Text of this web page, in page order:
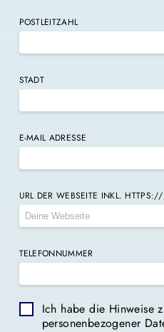
POSTLEITZAHL
STADT
E-MAIL ADRESSE
URL DER WEBSEITE INKL. HTTPS://
TELEFONNUMMER
Ich habe die Hinweise
personenbezogener